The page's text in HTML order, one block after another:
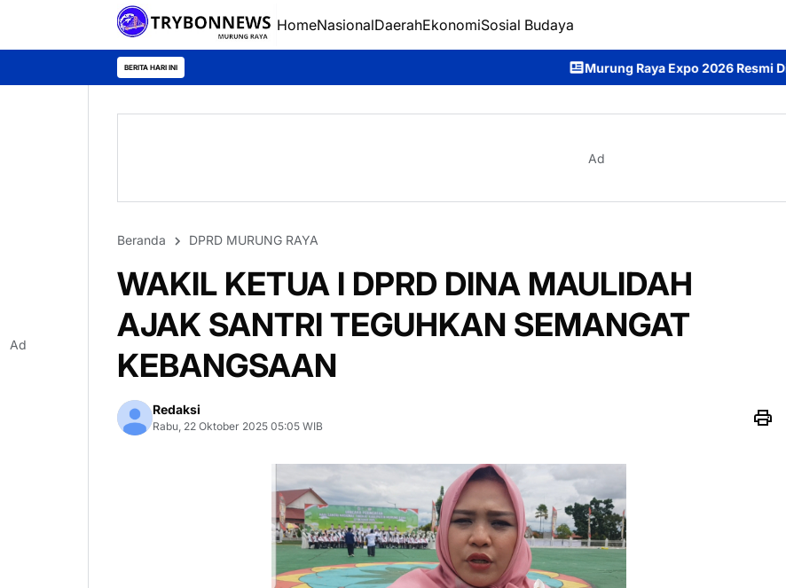
HomeNasionalDaerahEkonomiSosial Budaya
BERITA HARI INI Murung Raya Expo 2026 Resmi Dibuka, Bupati Heriyus
Ad
Beranda DPRD MURUNG RAYA
WAKIL KETUA I DPRD DINA MAULIDAH
AJAK SANTRI TEGUHKAN SEMANGAT
KEBANGSAAN
Redaksi
Rabu, 22 Oktober 2025 05:05 WIB
Ad